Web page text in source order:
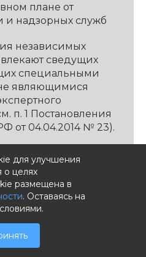
плане от
и надзорных служб
независимых
сведущих
специальными
являющимися
п. 1 Постановления
от 04.04.2014 № 23).
партнёрства,
или
ГК РФ и ФЗ «О
и
для улучшения
о целях
размещена в
. Оставаясь на